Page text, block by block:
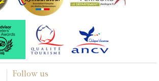
Follow us